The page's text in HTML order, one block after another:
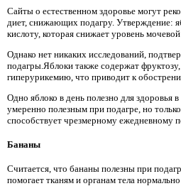
Сайты о естественном здоровье могут
диет, снижающих подагру. Утверждение:
кислоту, которая снижает уровень
Однако нет никаких исследований,
подагры.Яблоки также содержат
гиперурикемию, что приводит к
Одно яблоко в день полезно для здоровья
умеренно полезным при подагре, но
способствует чрезмерному ежедневному
Бананы
Считается, что бананы полезны при
помогает тканям и органам тела